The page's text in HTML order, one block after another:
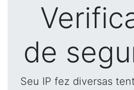
de
Seu IP fez diversas